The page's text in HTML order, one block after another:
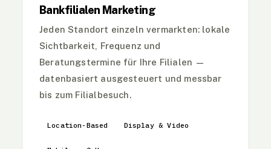
Bankfilialen Marketing
Jeden Standort einzeln vermarkten: lokale
Sichtbarkeit, Frequenz und
Beratungstermine für Ihre Filialen —
datenbasiert ausgesteuert und messbar
bis zum Filialbesuch.
Location-Based Display & Video